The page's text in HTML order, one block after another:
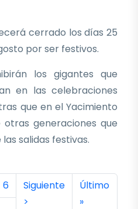
cerrado los días 25
por ser festivos.
los gigantes que
en las celebraciones
que en el Yacimiento
generaciones que
salidas festivas.
Página
6 Siguiente página
Siguiente
>
Última
Último
»